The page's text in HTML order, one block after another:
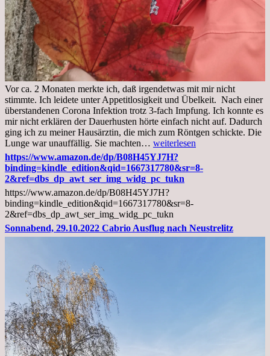
Vor ca. 2 Monaten merkte ich, daß irgendetwas mit mir nicht
stimmte. Ich leidete unter Appetitlosigkeit und Übelkeit. Nach einer
überstandenen Corona Infektion trotz 3-fach Impfung. Ich konnte es
mir nicht erklären der Dauerhusten hörte einfach nicht auf. Dadurch
ging ich zu meiner Hausärztin, die mich zum Röntgen schickte. Die
Lunge war unauffällig. Sie machten… Mittwoch,
02.11.2022,
Arztgespräch
und
Diagnose
Lebermetastasen
weiterlesen
https://www.amazon.de/dp/B08H45YJ7H?
binding=kindle_edition&qid=1667317780&sr=8-
2&ref=dbs_dp_awt_ser_img_widg_pc_tukn
https://www.amazon.de/dp/B08H45YJ7H?
binding=kindle_edition&qid=1667317780&sr=8-
2&ref=dbs_dp_awt_ser_img_widg_pc_tukn
Sonnabend, 29.10.2022 Cabrio Ausflug nach Neustrelitz